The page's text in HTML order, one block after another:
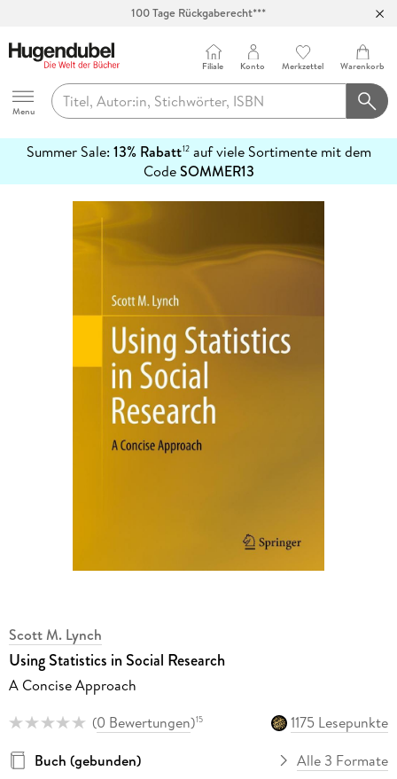
Hugendubel
Menu
Filiale Konto Merkzettel Warenkorb
Summer Sale: 13% Rabatt12auf viele Sortimente mit dem
CodeSOMMER13
erfahren
Scott M. Lynch
Using Statistics in Social Research
A Concise Approach
(0 Bewertungen)15
1175 Lesepunkte
Buch (gebunden)
Alle 3 Formate